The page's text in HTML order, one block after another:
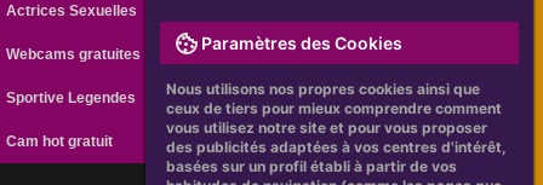
Actrices Sexuelles
Webcams gratuites
Sportive Legendes
Cam hot gratuit
Paramètres des Cookies
Nous utilisons nos propres cookies ainsi que
ceux de tiers pour mieux comprendre comment
vous utilisez notre site et pour vous proposer
des publicités adaptées à vos centres d'intérêt,
basées sur un profil établi à partir de vos